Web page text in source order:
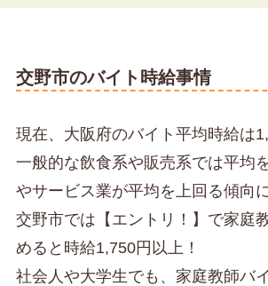
交野市のバイト時給事情
現在、大阪府のバイト平均時給は
一般的な飲食系や販売系では平均
やサービス業が平均を上回る傾向
交野市では【エントリ！】で家庭
めると時給1,750円以上！
社会人や大学生でも、家庭教師バ